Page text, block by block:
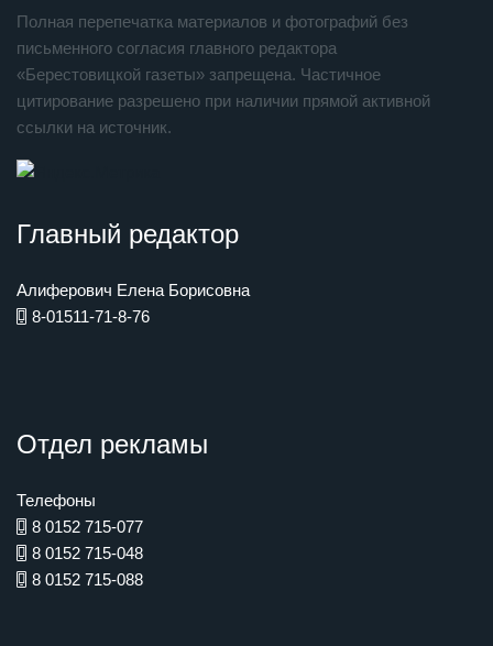
Полная перепечатка материалов и фотографий без
письменного согласия главного редактора
«Берестовицкой газеты» запрещена. Частичное
цитирование разрешено при наличии прямой активной
ссылки на источник.
Главный редактор
Алиферович Елена Борисовна
8-01511-71-8-76
Отдел рекламы
Телефоны
8 0152 715-077
8 0152 715-048
8 0152 715-088